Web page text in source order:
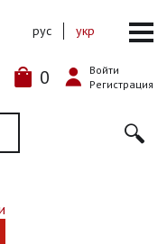
0
Войти
Регистрация
рус укр